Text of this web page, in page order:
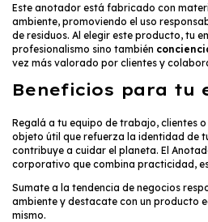
Este anotador está fabricado con
ambiente, promoviendo el uso
de residuos. Al elegir este producto, tu
profesionalismo sino también
vez más valorado por clientes y
Beneficios para tu
Regalá a tu equipo de trabajo, clientes
objeto útil que refuerza la identidad de
contribuye a cuidar el planeta. El
corporativo que combina practicidad,
Sumate a la tendencia de negocios
ambiente y destacate con un producto
mismo.